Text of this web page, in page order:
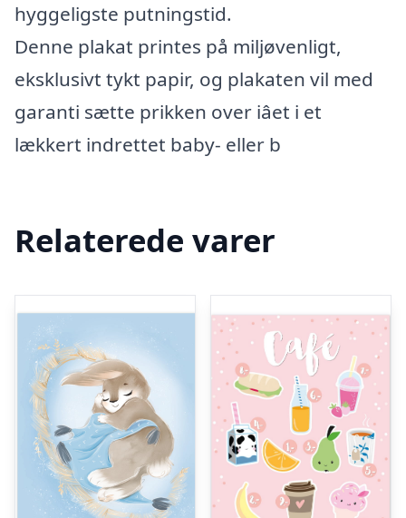
hyggeligste putningstid.
Denne plakat printes på miljøvenligt,
eksklusivt tykt papir, og plakaten vil med
garanti sætte prikken over iâet i et
lækkert indrettet baby- eller b
Relaterede varer